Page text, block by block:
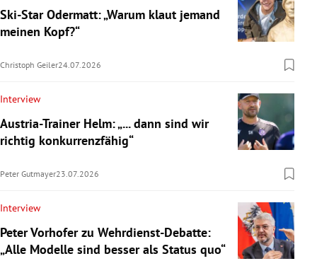
Ski-Star Odermatt: „Warum klaut jemand
meinen Kopf?“
Christoph Geiler24.07.2026
Interview
Austria-Trainer Helm: „... dann sind wir
richtig konkurrenzfähig“
Peter Gutmayer23.07.2026
Interview
Peter Vorhofer zu Wehrdienst-Debatte:
„Alle Modelle sind besser als Status quo“